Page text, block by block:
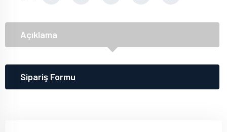
Açıklama
Sipariş Formu